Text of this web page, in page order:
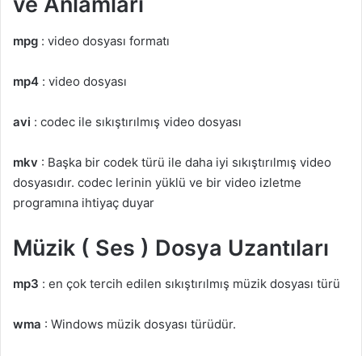
mpg : video dosyası formatı
mp4 : video dosyası
avi : codec ile sıkıştırılmış video dosyası
mkv : Başka bir codek türü ile daha iyi sıkıştırılmış video
dosyasıdır. codec lerinin yüklü ve bir video izletme
programına ihtiyaç duyar
Müzik ( Ses ) Dosya Uzantıları
mp3 : en çok tercih edilen sıkıştırılmış müzik dosyası türü
wma : Windows müzik dosyası türüdür.